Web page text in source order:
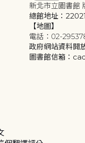
新北市立圖書館
總館地址：
【地圖】
電話：02-
政府網站資料開
圖書館信箱：